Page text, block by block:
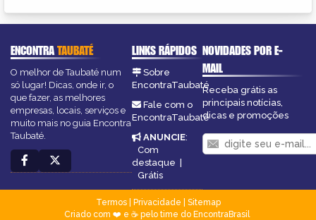
ENCONTRATAUBATÉ
O melhor de Taubaté num
só lugar! Dicas, onde ir, o
que fazer, as melhores
empresas, locais, serviços e
muito mais no guia Encontra
Taubaté.
LINKS RÁPIDOS
Sobre
EncontraTaubaté
Fale com o
EncontraTaubaté
ANUNCIE:
Com
destaque |
Grátis
NOVIDADES POR E-
MAIL
Receba grátis as
principais notícias,
dicas e promoções
Termos| Privacidade
Sitemap
Criado com ❤️ e ☕ pelo time do EncontraBrasil